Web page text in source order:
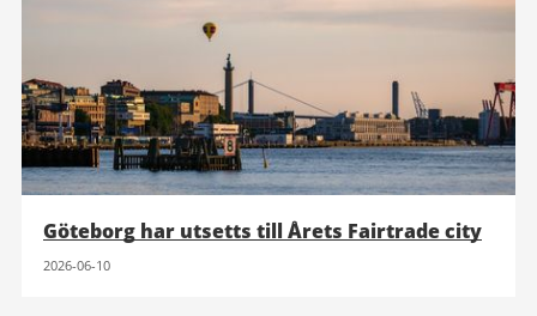
Göteborg har utsetts till Årets Fairtrade city
2026-06-10